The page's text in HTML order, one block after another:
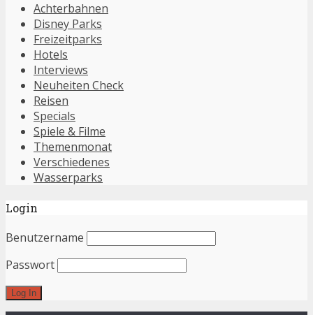
Achterbahnen
Disney Parks
Freizeitparks
Hotels
Interviews
Neuheiten Check
Reisen
Specials
Spiele & Filme
Themenmonat
Verschiedenes
Wasserparks
Login
Benutzername
Passwort